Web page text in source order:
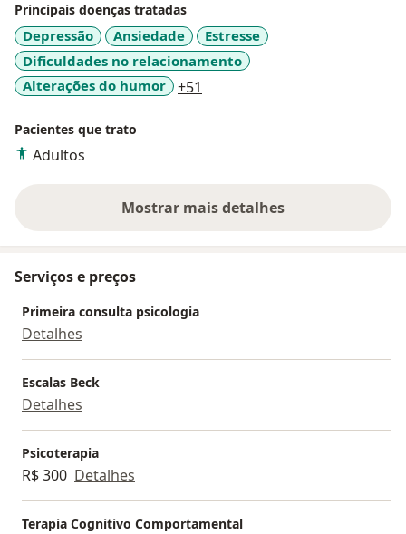
Principais doenças tratadas
Depressão Ansiedade
Estresse
Dificuldades no relacionamento
Alterações do humor
+51
Pacientes que trato
Adultos
Mostrar mais detalhes
sobre a experiência
Serviços e preços
Primeira consulta psicologia
Detalhes
Escalas Beck
Detalhes
Psicoterapia
R$ 300 Detalhes
Terapia Cognitivo Comportamental